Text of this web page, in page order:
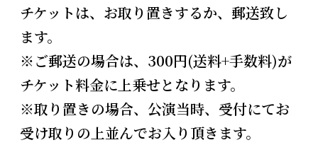
チケットは、お取り置きするか、郵送致し
ます。
※ご郵送の場合は、300円(送料+手数料)が
チケット料金に上乗せとなります。
※取り置きの場合、公演当時、受付にてお
受け取りの上並んでお入り頂きます。